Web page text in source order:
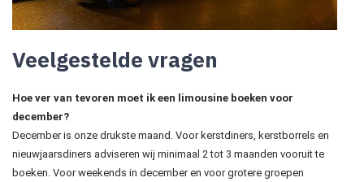
Veelgestelde vragen
Hoe ver van tevoren moet ik een limousine boeken voor
december?
December is onze drukste maand. Voor kerstdiners, kerstborrels en
nieuwjaarsdiners adviseren wij minimaal 2 tot 3 maanden vooruit te
boeken. Voor weekends in december en voor grotere groepen